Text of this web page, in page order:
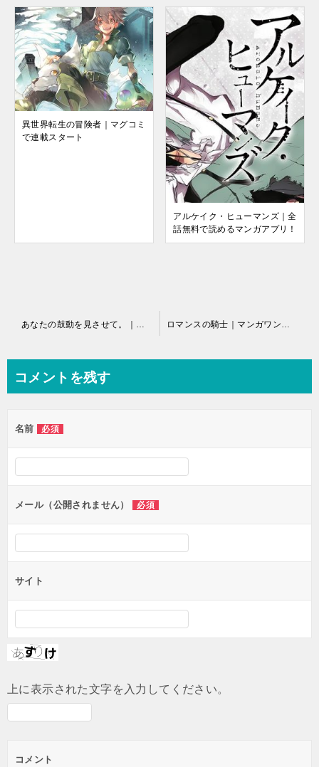
異世界転生の冒険者｜マグコミ
で連載スタート
アルケイク・ヒューマンズ｜全
話無料で読めるマンガアプリ！
ビ
ー
シ
ョ
ン
あなたの鼓動を見させて。｜マンガワンで全話無料連載中 ロマンスの騎士｜マンガワンで全話無料連載中
コメントを残す
名前 必須
メール（公開されません） 必須
サイト
上に表示された文字を入力してください。
コメント